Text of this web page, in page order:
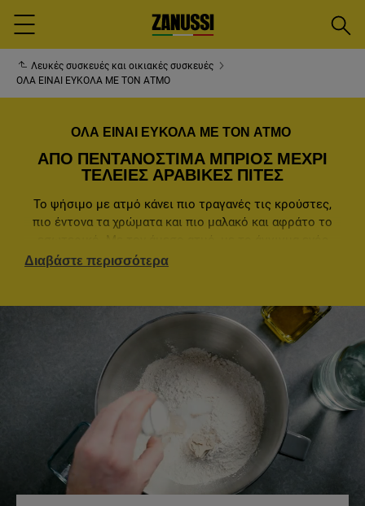
Menu
Λευκές συσκευές και οικιακές συσκευές
ΟΛΑ ΕΙΝΑΙ ΕΥΚΟΛΑ ΜΕ ΤΟΝ ΑΤΜΟ
ΟΛΑ ΕΙΝΑΙ ΕΥΚΟΛΑ ΜΕ ΤΟΝ ΑΤΜΟ
ΑΠΟ ΠΕΝΤΑΝΟΣΤΙΜΑ ΜΠΡΙΟΣ ΜΕΧΡΙ
ΤΕΛΕΙΕΣ ΑΡΑΒΙΚΕΣ ΠΙΤΕΣ
Το ψήσιμο με ατμό κάνει πιο τραγανές τις κρούστες,
πιο έντονα τα χρώματα και πιο μαλακό και αφράτο το
κουμπιού μπορείτε να προσθέσετε γεύση και χρώμα
Διαβάστε περισσότερα